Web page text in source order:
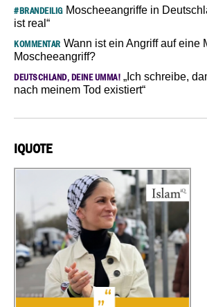
#BRANDEILIGMoscheeangriffe in
ist real“
KOMMENTAR Wann ist ein Angriff auf eine
Moscheeangriff?
DEUTSCHLAND, DEINE UMMA! „Ich schreibe,
nach meinem Tod existiert“
IQUOTE